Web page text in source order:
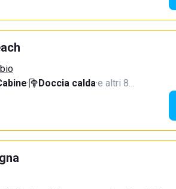
· Doccia calda·e altri 8…